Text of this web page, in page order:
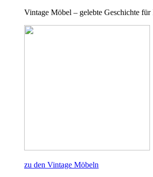
Vintage Möbel – gelebte Geschichte für
zu den Vintage Möbeln